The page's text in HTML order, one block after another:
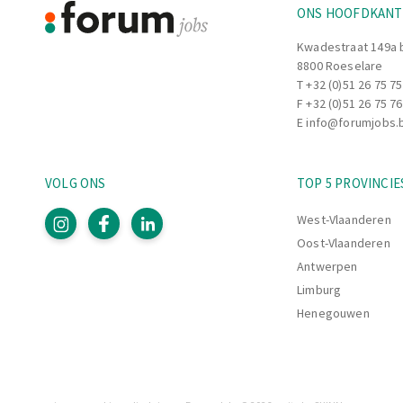
ONS
Kwadestraat 149a
8800 Roeselare
T+32 (0)51 26 75 75
F +32 (0)51 26 75 76
E
TOP 5
West-Vlaanderen
Oost-Vlaanderen
Antwerpen
Limburg
Henegouwen
VOLG ONS